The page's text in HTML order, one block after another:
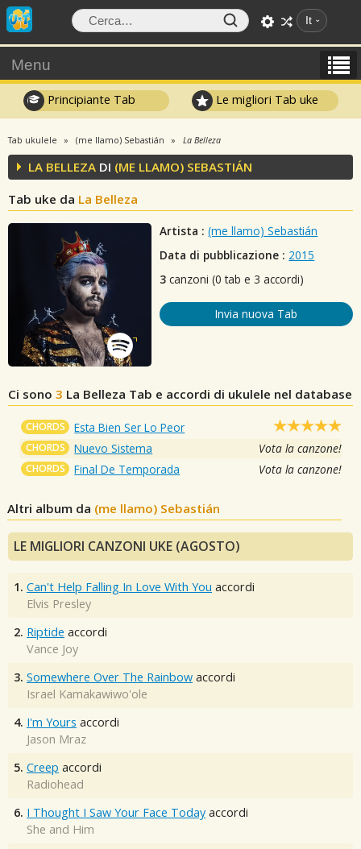
It
Menu
Principiante Tab Le migliori Tab uke
Tab ukulele (me llamo) Sebastián La Belleza
LA BELLEZA DI (ME LLAMO) SEBASTIÁN
Tab uke da La Belleza
Artista : (me llamo) Sebastián
Data di pubblicazione : 2015
3 canzoni (0 tab e 3 accordi)
Invia nuova Tab
Ci sono 3 La Belleza Tab e accordi di ukulele nel database
CHORDS Esta Bien Ser Lo Peor
CHORDS Nuevo Sistema Vota la canzone!
CHORDS Final De Temporada Vota la canzone!
Altri album da (me llamo) Sebastián
LE MIGLIORI CANZONI UKE (AGOSTO)
1. Can't Help Falling In Love With You accordi
Elvis Presley
2. Riptide accordi
Vance Joy
3. Somewhere Over The Rainbow accordi
Israel Kamakawiwo'ole
4. I'm Yours accordi
Jason Mraz
5. Creep accordi
Radiohead
6. I Thought I Saw Your Face Today accordi
She and Him